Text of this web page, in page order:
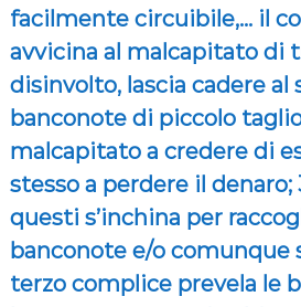
i
e
s
a
facilmente circuibile,… il
avvicina al malcapitato di
disinvolto, lascia cadere al
banconote di piccolo
malcapitato a credere di
stesso a perdere il denaro;
questi s’inchina per
banconote e/o comunque
terzo complice prevela le